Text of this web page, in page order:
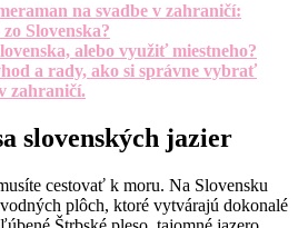
na svadbe v zahraničí:
Slovenska?
alebo využiť miestneho?
a rady, ako si správne vybrať
zahraničí.
slovenských jazier
cestovať k moru. Na Slovensku
plôch, ktoré vytvárajú dokonalé